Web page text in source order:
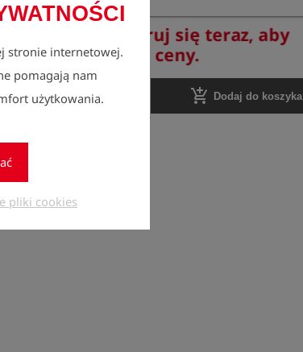
stronie internetowej.
pomagają nam
użytkowania.
pliki cookies
lock Zarejestruj się teraz, aby
zobaczyć ceny.
Ilość
1 add_shopping_cart Dodaj do koszyka